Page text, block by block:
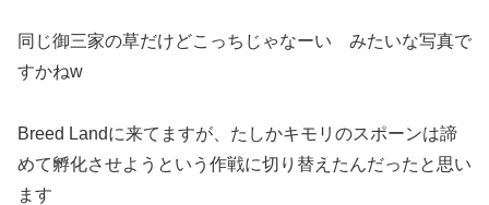
同じ御三家の草だけどこっちじゃなーい みたいな写真で
すかねw
Breed Landに来てますが、たしかキモリのスポーンは諦
めて孵化させようという作戦に切り替えたんだったと思い
ます